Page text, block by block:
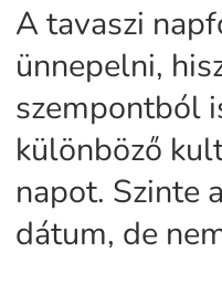
A tavaszi
ünnepelni,
szempontból
különböző
napot. Szinte
dátum, de